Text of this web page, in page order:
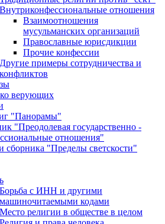
Внутриконфессиональные отношения
Взаимоотношения
мусульманских организаций
Православные юрисдикции
Прочие конфессии
Другие примеры сотрудничества и
конфликтов
верующих
"Панорамы"
"Преодолевая государственно -
отношения"
сборника "Пределы светскости"
Борьба с ИНН и другими
машиночитаемыми кодами
Место религии в обществе в целом